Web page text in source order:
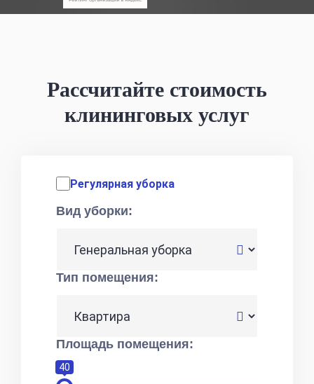
Рассчитайте стоимость
клининговых услуг
Регулярная уборка
Вид уборки:
Тип помещения:
Площадь помещения:
40